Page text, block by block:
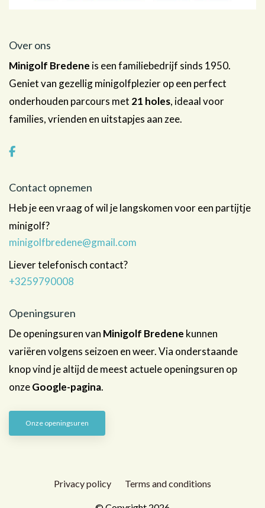
Over ons
Minigolf Bredene is een familiebedrijf sinds 1950.
Geniet van gezellig minigolfplezier op een perfect
onderhouden parcours met 21 holes, ideaal voor
families, vrienden en uitstapjes aan zee.
Contact opnemen
Heb je een vraag of wil je langskomen voor een partijtje
minigolf?
minigolfbredene@gmail.com
Liever telefonisch contact?
+3259790008
Openingsuren
De openingsuren van Minigolf Bredene kunnen
variëren volgens seizoen en weer. Via onderstaande
knop vind je altijd de meest actuele openingsuren op
onzeGoogle-pagina.
Onze openingsuren
Privacy policy Terms and conditions